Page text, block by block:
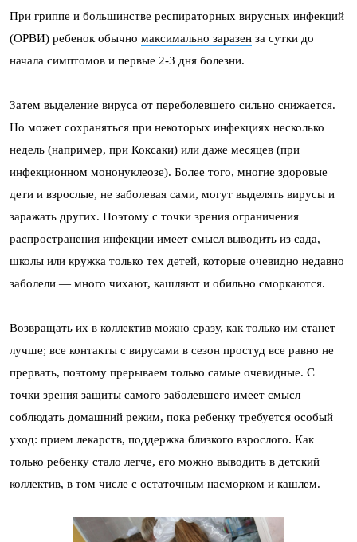
При гриппе и большинстве респираторных вирусных инфекций
(ОРВИ) ребенок обычно максимально заразен за сутки до
начала симптомов и первые 2-3 дня болезни.
Затем выделение вируса от переболевшего сильно снижается.
Но может сохраняться при некоторых инфекциях несколько
недель (например, при Коксаки) или даже месяцев (при
инфекционном мононуклеозе). Более того, многие здоровые
дети и взрослые, не заболевая сами, могут выделять вирусы и
заражать других. Поэтому с точки зрения ограничения
распространения инфекции имеет смысл выводить из сада,
школы или кружка только тех детей, которые очевидно недавно
заболели — много чихают, кашляют и обильно сморкаются.
Возвращать их в коллектив можно сразу, как только им станет
лучше; все контакты с вирусами в сезон простуд все равно не
прервать, поэтому прерываем только самые очевидные. С
точки зрения защиты самого заболевшего имеет смысл
соблюдать домашний режим, пока ребенку требуется особый
уход: прием лекарств, поддержка близкого взрослого. Как
только ребенку стало легче, его можно выводить в детский
коллектив, в том числе с остаточным насморком и кашлем.